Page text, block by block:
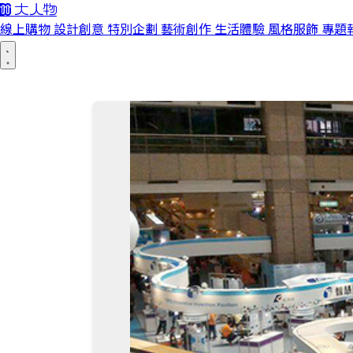
線上購物 設計創意 特別企劃 藝術創作 生活體驗 風格服飾 專題